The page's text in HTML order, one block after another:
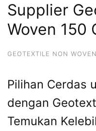
Supplier
Woven 150
GEOTEXTILE NON WOVEN
Pilihan Cerdas
dengan
Temukan